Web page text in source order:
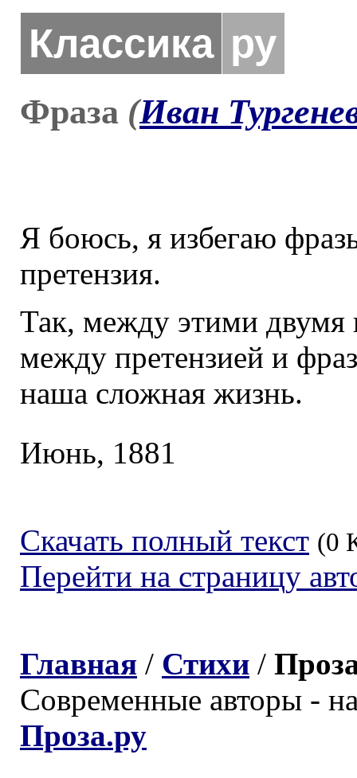
Классика ру
Фраза (Иван
Я боюсь, я избегаю
претензия.
Так, между этими
между претензией и
наша сложная жизнь.
Июнь, 1881
Скачать полный текст (0
Перейти на страницу
Главная / Стихи /
Современные авторы -
Проза.ру